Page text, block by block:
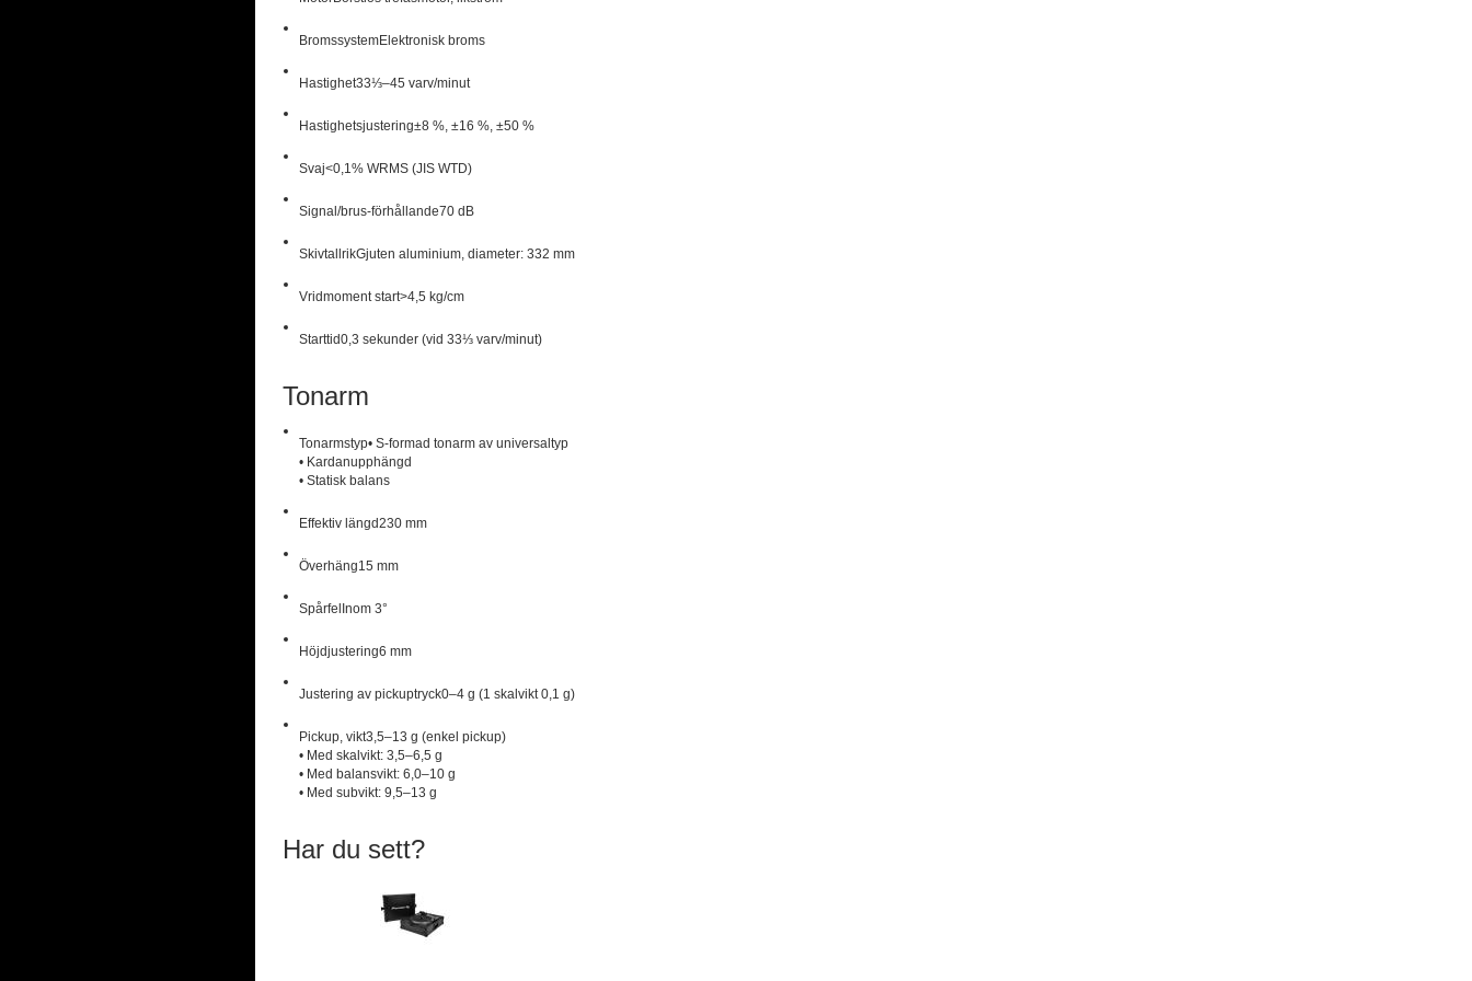
BromssystemElektronisk broms
Hastighet33⅓–45 varv/minut
Hastighetsjustering±8 %, ±16 %, ±50 %
Svaj<0,1% WRMS (JIS WTD)
Signal/brus-förhållande70 dB
SkivtallrikGjuten aluminium, diameter: 332 mm
Vridmoment start>4,5 kg/cm
Starttid0,3 sekunder (vid 33⅓ varv/minut)
Tonarm
Tonarmstyp• S-formad tonarm av universaltyp
• Kardanupphängd
• Statisk balans
Effektiv längd230 mm
Överhäng15 mm
Spårfel Inom 3°
Höjdjustering6 mm
Justering av pickuptryck0–4 g (1 skalvikt 0,1 g)
Pickup, vikt3,5–13 g (enkel pickup)
• Med skalvikt: 3,5–6,5 g
• Med balansvikt: 6,0–10 g
• Med subvikt: 9,5–13 g
Har du sett?